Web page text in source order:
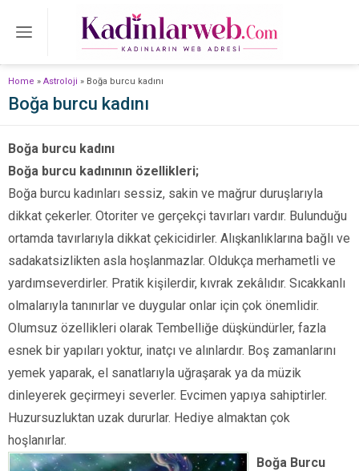
Home » Astroloji » Boğa burcu kadını
Boğa burcu kadını
Boğa burcu kadını
Boğa burcu kadınının özellikleri;
Boğa burcu kadınları sessiz, sakin ve mağrur duruşlarıyla
dikkat çekerler. Otoriter ve gerçekçi tavırları vardır. Bulunduğu
ortamda tavırlarıyla dikkat çekicidirler. Alışkanlıklarına bağlı ve
sadakatsizlikten asla hoşlanmazlar. Oldukça merhametli ve
yardımseverdirler. Pratik kişilerdir, kıvrak zekâlıdır. Sıcakkanlı
olmalarıyla tanınırlar ve duygular onlar için çok önemlidir.
Olumsuz özellikleri olarak Tembelliğe düşkündürler, fazla
esnek bir yapıları yoktur, inatçı ve alınlardır. Boş zamanlarını
yemek yaparak, el sanatlarıyla uğraşarak ya da müzik
dinleyerek geçirmeyi severler. Evcimen yapıya sahiptirler.
Huzursuzluktan uzak dururlar. Hediye almaktan çok
hoşlanırlar.
Boğa Burcu